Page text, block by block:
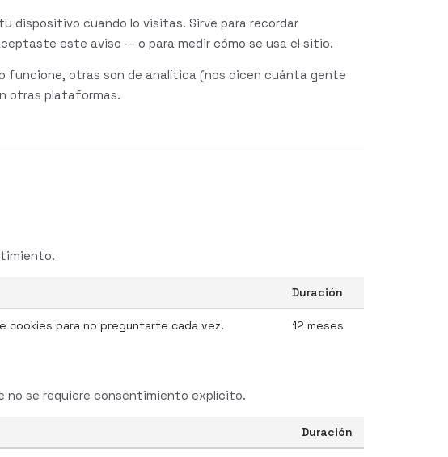
dispositivo cuando lo visitas. Sirve para recordar
este aviso — o para medir cómo se usa el sitio.
funcione, otras son de analítica (nos dicen cuánta gente
otras plataformas.
Duración
cookies para no preguntarte cada vez. 12 meses
no se requiere consentimiento explícito.
Duración